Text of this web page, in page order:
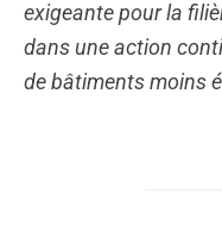
exigeante pour la
dans une action
de bâtiments moins